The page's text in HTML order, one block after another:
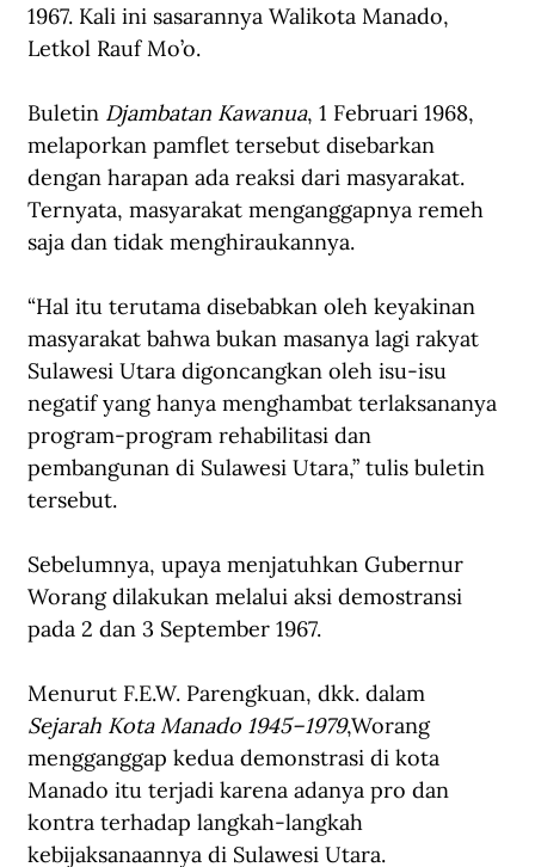
1967. Kali ini sasarannya Walikota Manado,
Letkol Rauf Mo’o.
Buletin Djambatan Kawanua, 1 Februari 1968,
melaporkan pamflet tersebut disebarkan
dengan harapan ada reaksi dari masyarakat.
Ternyata, masyarakat menganggapnya remeh
saja dan tidak menghiraukannya.
“Hal itu terutama disebabkan oleh keyakinan
masyarakat bahwa bukan masanya lagi rakyat
Sulawesi Utara digoncangkan oleh isu-isu
negatif yang hanya menghambat terlaksananya
program-program rehabilitasi dan
pembangunan di Sulawesi Utara,” tulis buletin
tersebut.
Sebelumnya, upaya menjatuhkan Gubernur
Worang dilakukan melalui aksi demostransi
pada 2 dan 3 September 1967.
Menurut F.E.W. Parengkuan, dkk. dalam
Sejarah Kota Manado 1945–1979,Worang
mengganggap kedua demonstrasi di kota
Manado itu terjadi karena adanya pro dan
kontra terhadap langkah-langkah
kebijaksanaannya di Sulawesi Utara.